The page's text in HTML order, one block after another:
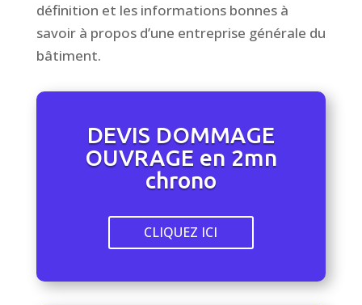
définition et les informations bonnes à
savoir à propos d’une entreprise générale du
bâtiment.
DEVIS DOMMAGE
OUVRAGE en 2mn
chrono
CLIQUEZ ICI